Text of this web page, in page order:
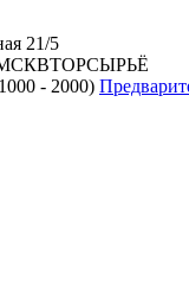
21/5
00 - 2000)